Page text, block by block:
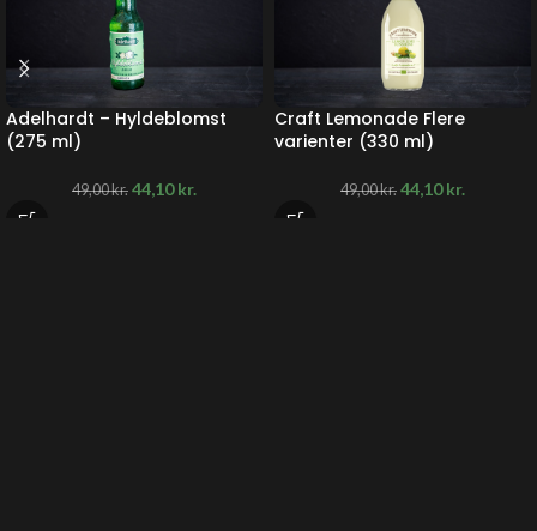
Adelhardt – Hyldeblomst
(275 ml)
49,00kr. 44,10kr.
Craft Lemonade Flere
varienter (330 ml)
49,00kr. 44,10kr.